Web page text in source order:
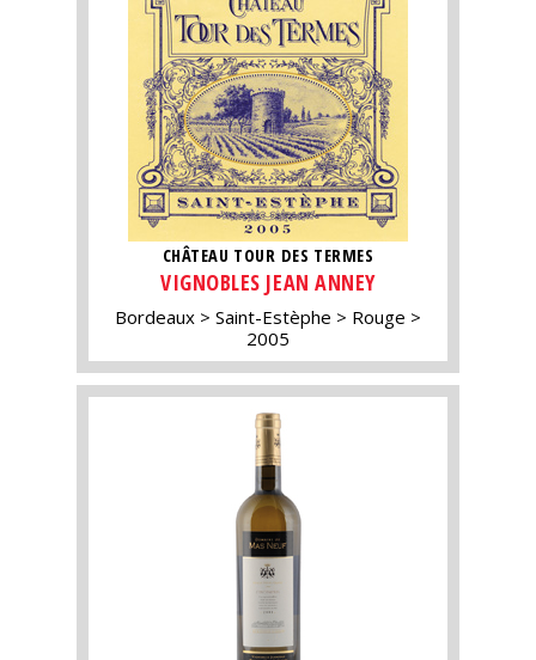
CHÂTEAU TOUR DES TERMES
VIGNOBLES JEAN ANNEY
Bordeaux Saint-Estèphe
Rouge
2005